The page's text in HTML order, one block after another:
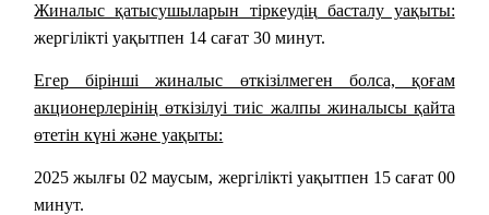
Жиналыс қатысушыларын тіркеудің басталу уақыты:
жергілікті уақытпен 14 сағат 30 минут.
Егер бірінші жиналыс өткізілмеген болса, қоғам
акционерлерінің өткізілуі тиіс жалпы жиналысы қайта
өтетін күні және уақыты:
2025 жылғы 02 маусым, жергілікті уақытпен 15 сағат 00
минут.